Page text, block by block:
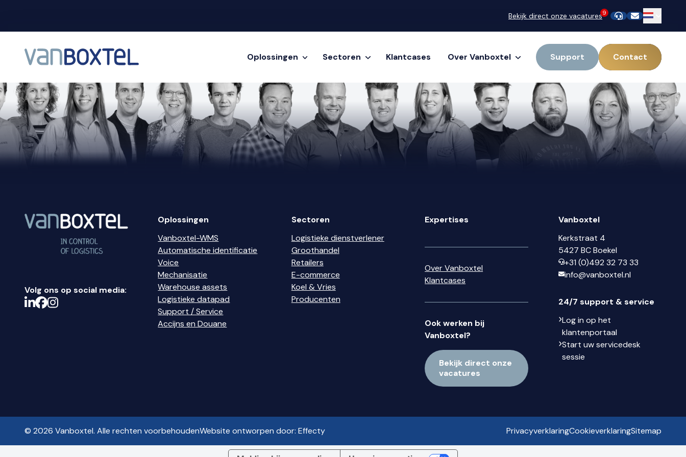
Bekijk direct onze vacatures9
Oplossingen Sectoren Klantcases Over Vanboxtel Support Contact
Volg ons op social media:
Oplossingen
Vanboxtel-WMS
Automatische identificatie
Voice
Mechanisatie
Warehouse assets
Logistieke datapad
Support / Service
Accijns en Douane
Sectoren
Logistieke dienstverlener
Groothandel
Retailers
E-commerce
Koel & Vries
Producenten
Expertises
Over Vanboxtel
Klantcases
Ook werken bij
Vanboxtel?
Bekijk direct onze
vacatures
Vanboxtel
Kerkstraat 4
5427 BC Boekel
+31 (0)492 32 73 33
info@vanboxtel.nl
24/7 support & service
Log in op het
klantenportaal
Start uw servicedesk
sessie
© 2026 Vanboxtel. Alle rechten voorbehoudenWebsite ontworpen door: Effecty PrivacyverklaringCookieverklaringSitemap